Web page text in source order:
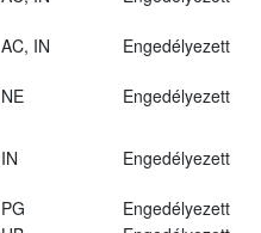
AC, IN
Engedélyezett
NE
Engedélyezett
IN Engedélyezett
PG
Engedélyezett